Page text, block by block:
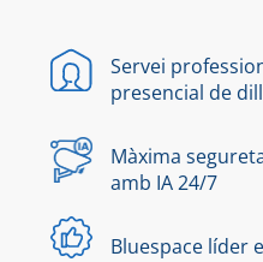
Servei
presencial de
Màxima
amb IA 24/7
Bluespace líder